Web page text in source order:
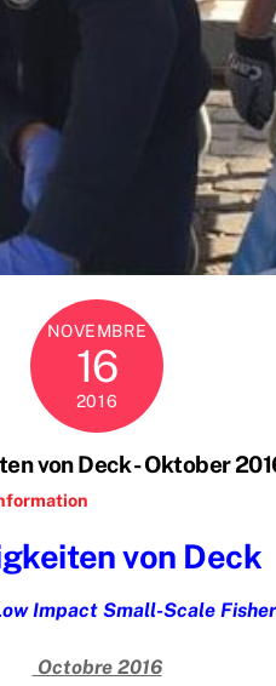
NOVEMBRE
16
2016
von Deck - Oktober
von Deck
Impact Small-Scale
Octobre 2016